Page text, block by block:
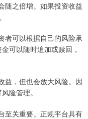
随之倍增。如果投资收益
者可以根据自己的风险承
可以随时追加或赎回，
益，但也会放大风险。因
险管理。
至关重要。正规平台具有